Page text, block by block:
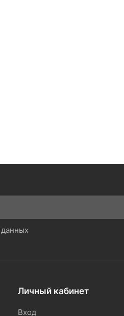
Личный кабинет
Вход